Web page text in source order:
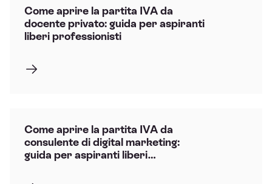
Come aprire la partita IVA da
docente privato: guida per aspiranti
liberi professionisti
Come aprire la partita IVA da
consulente di digital marketing:
guida per aspiranti liberi